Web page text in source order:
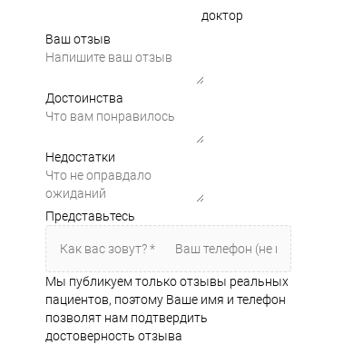
доктор
Ваш отзыв
Достоинства
Недостатки
Представьтесь
Мы публикуем только отзывы реальных
пациентов, поэтому Ваше имя и телефон
позволят нам подтвердить
достоверность отзыва